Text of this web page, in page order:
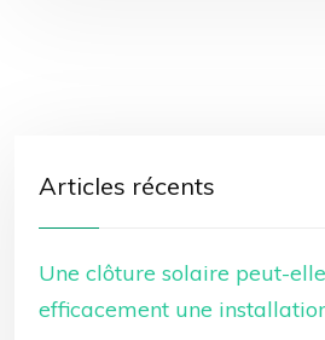
Articles récents
Une clôture solaire peut-
efficacement une